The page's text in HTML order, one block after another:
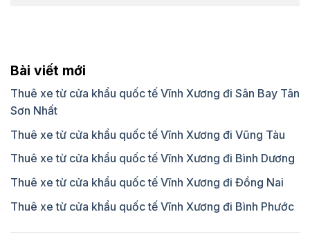
Bài viết mới
Thuê xe từ cửa khẩu quốc tế Vĩnh Xương đi Sân Bay Tân
Sơn Nhất
Thuê xe từ cửa khẩu quốc tế Vĩnh Xương đi Vũng Tàu
Thuê xe từ cửa khẩu quốc tế Vĩnh Xương đi Bình Dương
Thuê xe từ cửa khẩu quốc tế Vĩnh Xương đi Đồng Nai
Thuê xe từ cửa khẩu quốc tế Vĩnh Xương đi Bình Phước